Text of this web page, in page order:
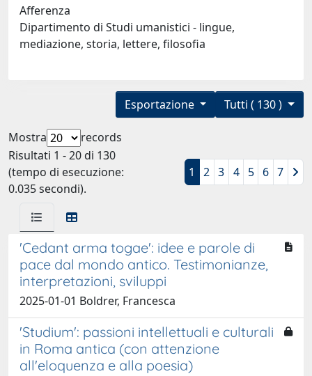
Afferenza
Dipartimento di Studi umanistici - lingue,
mediazione, storia, lettere, filosofia
Tutti ( 130 )
Esportazione
Mostra
records
Risultati 1 - 20 di 130
(tempo di esecuzione:
0.035 secondi).
1 2 3 4 5 6 7
'Cedant arma togae': idee e parole di
pace dal mondo antico. Testimonianze,
interpretazioni, sviluppi
2025-01-01 Boldrer, Francesca
'Studium': passioni intellettuali e culturali
in Roma antica (con attenzione
all'eloquenza e alla poesia)